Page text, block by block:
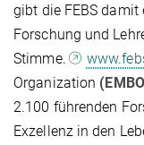
gibt die FEBS damit
Forschung und
Stimme.
Organization
2.100 führenden
Exzellenz in den